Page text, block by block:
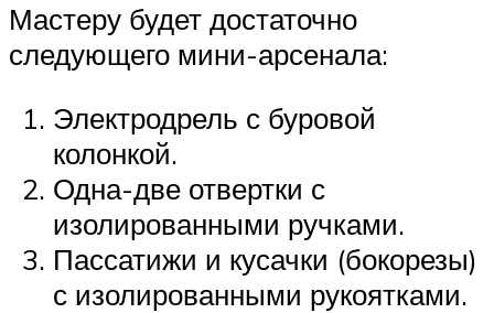
Мастеру будет достаточно
следующего мини-арсенала:
Электродрель с буровой
колонкой.
Одна-две отвертки с
изолированными ручками.
Пассатижи и кусачки (бокорезы)
с изолированными рукоятками.